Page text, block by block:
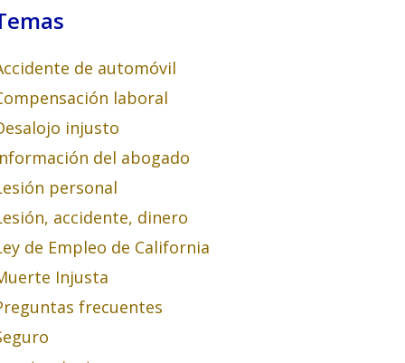
de automóvil
laboral
injusto
del abogado
personal
accidente, dinero
de Empleo de California
Injusta
frecuentes